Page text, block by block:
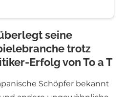
seine
trotz
Erfolg von To a T
Schöpfer bekannt